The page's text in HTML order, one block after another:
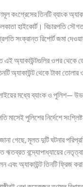
কংগ্রেসের তিনটি ব্যাংক
হাইকোর্ট। বিচারপতি
সংক্রান্ত রিপোর্ট জমা
অ্যাকাউন্টগুলির ওপর থেকে
অ্যাকাউন্ট থেকে টাকা তোলার
মধ্যে ব্যাংক ও পুলিশ—
মাসেই পুলিশের নির্দেশে
গেছে, মূলত দুটি ঘটনার
ঋতব্রত বন্দ্যোপাধ্যায়ের
এবং অ্যাকাউন্ট তিনটি ফ্রিজ